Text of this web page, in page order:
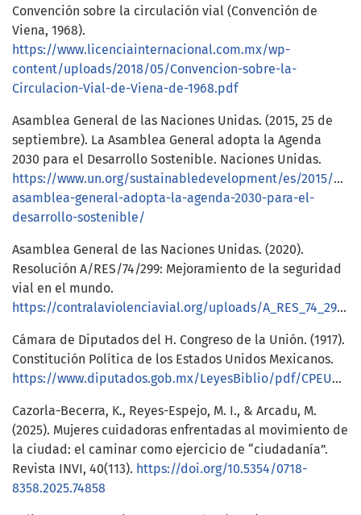
Convención sobre la circulación vial (Convención de
Viena, 1968).
https://www.licenciainternacional.com.mx/wp-
content/uploads/2018/05/Convencion-sobre-la-
Circulacion-Vial-de-Viena-de-1968.pdf
Asamblea General de las Naciones Unidas. (2015, 25 de
septiembre). La Asamblea General adopta la Agenda
2030 para el Desarrollo Sostenible. Naciones Unidas.
https://www.un.org/sustainabledevelopment/es/2015/09/
asamblea-general-adopta-la-agenda-2030-para-el-
desarrollo-sostenible/
Asamblea General de las Naciones Unidas. (2020).
Resolución A/RES/74/299: Mejoramiento de la seguridad
vial en el mundo.
https://contralaviolenciavial.org/uploads/A_RES_74_299_S.pdf
Cámara de Diputados del H. Congreso de la Unión. (1917).
Constitución Política de los Estados Unidos Mexicanos.
https://www.diputados.gob.mx/LeyesBiblio/pdf/CPEUM.pdf
Cazorla-Becerra, K., Reyes-Espejo, M. I., & Arcadu, M.
(2025). Mujeres cuidadoras enfrentadas al movimiento de
la ciudad: el caminar como ejercicio de “ciudadanía”.
Revista INVI, 40(113). https://doi.org/10.5354/0718-
8358.2025.74858